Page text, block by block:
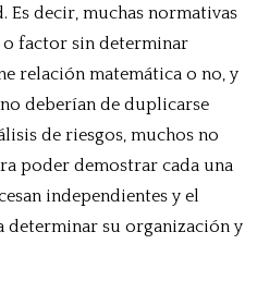
Es decir, muchas normativas
factor sin determinar
relación matemática o no, y
deberían de duplicarse
de riesgos, muchos no
poder demostrar cada una
independientes y el
determinar su organización y